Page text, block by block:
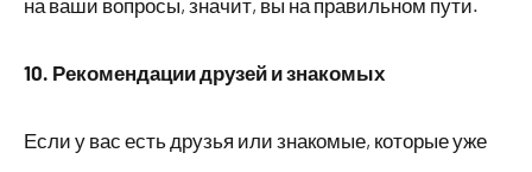
на ваши вопросы, значит, вы на правильном пути.
10. Рекомендации друзей и знакомых
Если у вас есть друзья или знакомые, которые уже